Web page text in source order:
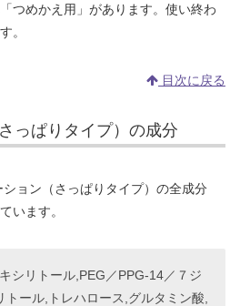
つめかえ用」があります。使い終わ
。
目次に戻る
っぱりタイプ）の成分
ョン（さっぱりタイプ）の全成分
います。
シリトール,PEG／PPG-14／７ジ
トール,トレハロース,グルタミン酸,